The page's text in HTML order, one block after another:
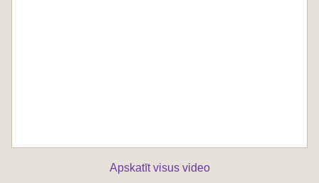
Apskatīt visus video